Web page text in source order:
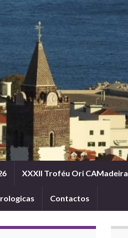
XXXII Troféu Ori
Contactos